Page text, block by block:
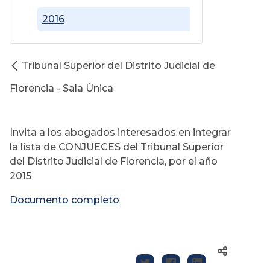
2016
Tribunal Superior del Distrito Judicial de
Florencia - Sala Única
Invita a los abogados interesados en integrar
la lista de CONJUECES del Tribunal Superior
del Distrito Judicial de Florencia, por el año
2015
Documento completo